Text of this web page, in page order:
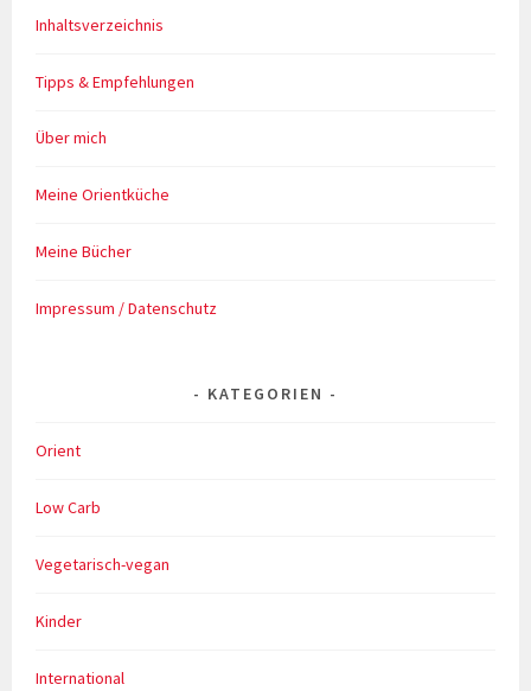
Inhaltsverzeichnis
Tipps & Empfehlungen
Über mich
Meine Orientküche
Meine Bücher
Impressum / Datenschutz
KATEGORIEN
Orient
Low Carb
Vegetarisch-vegan
Kinder
International